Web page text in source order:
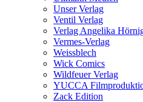
Unser Verlag
Ventil Verlag
Verlag Angelika
Vermes-Verlag
Weissblech
Wick Comics
Wildfeuer Verlag
YUCCA
Zack Edition